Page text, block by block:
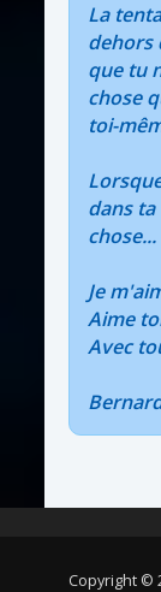
La
dehors
que tu
chose
toi-
dans
chose...
Je
Aime
Avec
Copyright ©